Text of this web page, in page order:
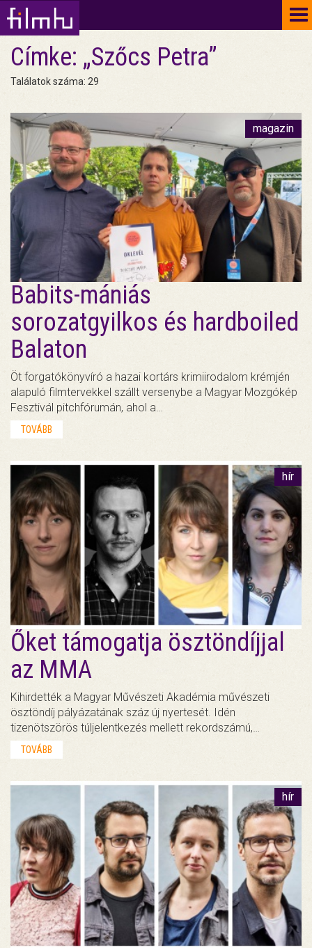
Címke: „Szőcs Petra”
Találatok száma: 29
magazin
Babits-mániás
sorozatgyilkos és hardboiled
Balaton
Öt forgatókönyvíró a hazai kortárs krimiirodalom krémjén
alapuló filmtervekkel szállt versenybe a Magyar Mozgókép
Fesztivál pitchfórumán, ahol a…
TOVÁBB
hír
Őket támogatja ösztöndíjjal
az MMA
Kihirdették a Magyar Művészeti Akadémia művészeti
ösztöndíj pályázatának száz új nyertesét. Idén
tizenötszörös túljelentkezés mellett rekordszámú,…
TOVÁBB
hír